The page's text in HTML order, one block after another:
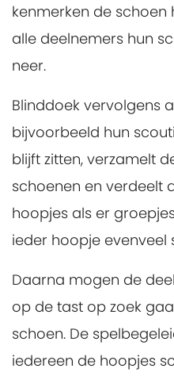
kenmerken de schoen
alle deelnemers hun
neer.
Blinddoek vervolgens
bijvoorbeeld hun
blijft zitten, verzamelt
schoenen en verdeelt
hoopjes als er
ieder hoopje evenveel
Daarna mogen de
op de tast op zoek
schoen. De
iedereen de hoopjes